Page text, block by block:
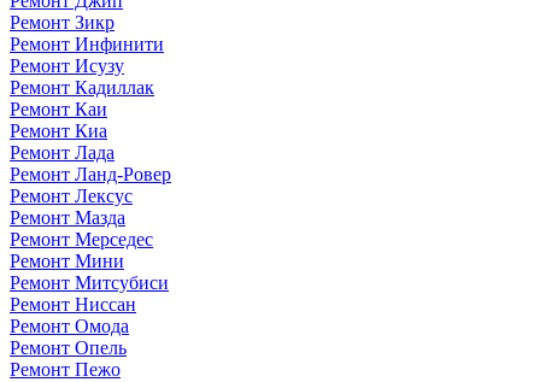
Ремонт Зикр
Ремонт Инфинити
Ремонт Исузу
Ремонт Кадиллак
Ремонт Каи
Ремонт Киа
Ремонт Лада
Ремонт Ланд-Ровер
Ремонт Лексус
Ремонт Мазда
Ремонт Мерседес
Ремонт Мини
Ремонт Митсубиси
Ремонт Ниссан
Ремонт Омода
Ремонт Опель
Ремонт Пежо